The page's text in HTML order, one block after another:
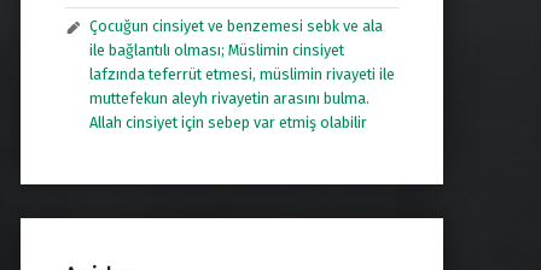
Çocuğun cinsiyet ve benzemesi sebk ve ala
ile bağlantılı olması; Müslimin cinsiyet
lafzında teferrüt etmesi, müslimin rivayeti ile
muttefekun aleyh rivayetin arasını bulma.
Allah cinsiyet için sebep var etmiş olabilir